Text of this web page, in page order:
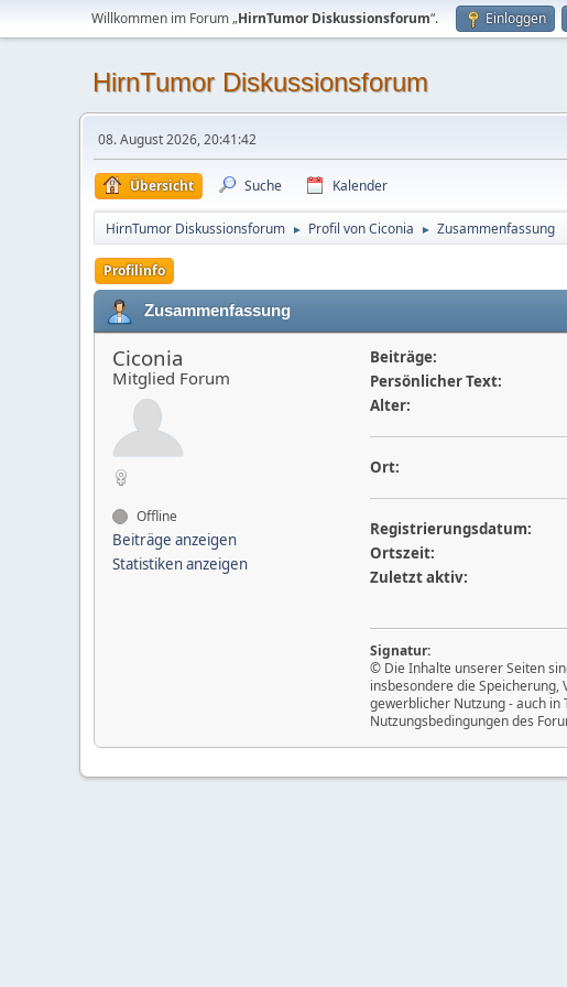
Willkommen im Forum „HirnTumor Diskussionsforum“. Einloggen
HirnTumor Diskussionsforum
08. August 2026, 20:41:42
Übersicht Suche Kalender
HirnTumor Diskussionsforum ► Profil von Ciconia ► Zusammenfassung
Profilinfo
Zusammenfassung
Ciconia
Mitglied Forum
Offline
Beiträge anzeigen
Statistiken anzeigen
Beiträge:
Persönlicher Text:
Alter:
Ort:
Registrierungsdatum:
Ortszeit:
Zuletzt aktiv:
Signatur:
© Die Inhalte unserer Seiten
insbesondere die
gewerblicher Nutzung - auch
Nutzungsbedingungen des